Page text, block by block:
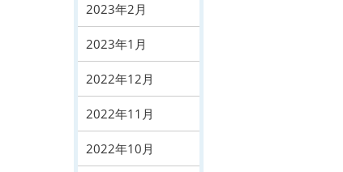
2023年2月
2023年1月
2022年12月
2022年11月
2022年10月